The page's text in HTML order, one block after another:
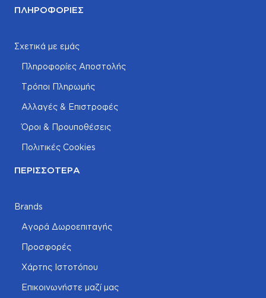
ΠΛΗΡΟΦΟΡΊΕΣ
Σχετικά με εμάς
Πληροφορίες Αποστολής
Τρόποι Πληρωμής
Αλλαγές & Επιστροφές
Όροι & Προυποθέσεις
Πολιτικές Cookies
ΠΕΡΙΣΣΌΤΕΡΑ
Brands
Αγορά Δωροεπιταγής
Προσφορές
Χάρτης Ιστοτόπου
Επικοινωνήστε μαζί μας